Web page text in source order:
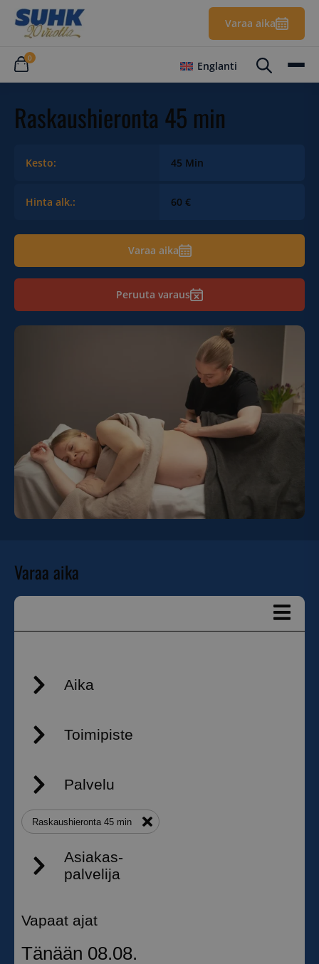
Varaa aika
0
Englanti
Raskaushieronta 45 min
Kesto: 45 Min
Hinta alk.: 60 €
Varaa aika
Peruuta varaus
Varaa aika